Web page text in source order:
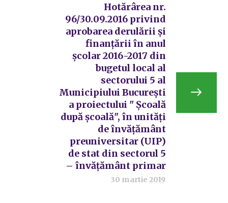
Hotărârea nr.
96/30.09.2016 privind
aprobarea derulării și
finanțării în anul
școlar 2016-2017 din
bugetul local al
sectorului 5 al
Municipiului București
a proiectului " Școală
după școală", în unități
de învățământ
preuniversitar (UIP)
de stat din sectorul 5
– învățământ primar
30 martie 2019